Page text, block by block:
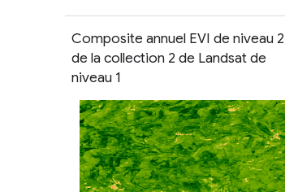
Composite annuel EVI de niveau 2
de la collection 2 de Landsat de
niveau 1